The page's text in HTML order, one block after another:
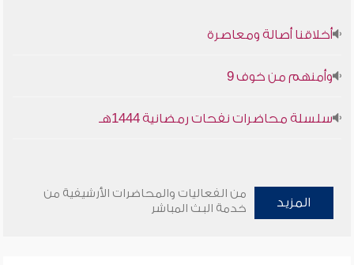
أخلاقنا أصالة ومعاصرة
وأمنهم من خوف 9
سلسلة محاضرات نفحات رمضانية 1444هـ
المزيد
من الفعاليات والمحاضرات الأرشيفية من
خدمة البث المباشر